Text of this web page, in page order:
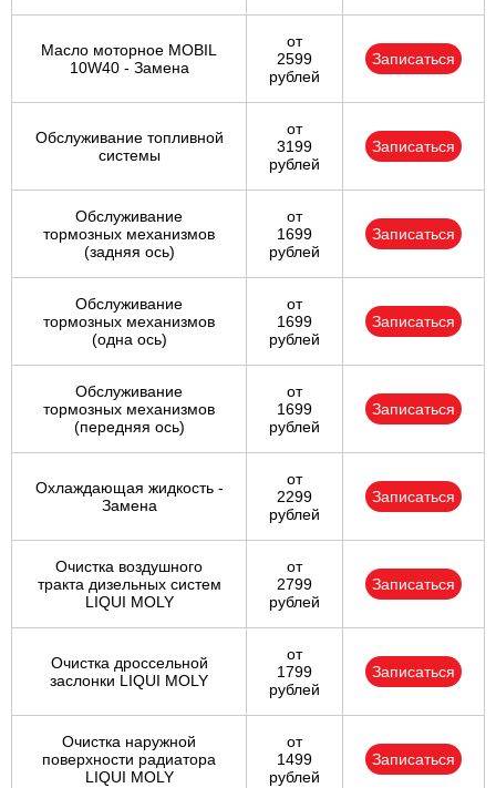
Масло моторное MOBIL
10W40 - Замена
от
2599
рублей
Записаться
Обслуживание топливной
системы
от
3199
рублей
Записаться
Обслуживание
тормозных механизмов
(задняя ось)
от
1699
рублей
Записаться
Обслуживание
тормозных механизмов
(одна ось)
от
1699
рублей
Записаться
Обслуживание
тормозных механизмов
(передняя ось)
от
1699
рублей
Записаться
Охлаждающая жидкость -
Замена
от
2299
рублей
Записаться
Очистка воздушного
тракта дизельных систем
LIQUI MOLY
от
2799
рублей
Записаться
Очистка дроссельной
заслонки LIQUI MOLY
от
1799
рублей
Записаться
Очистка наружной
поверхности радиатора
LIQUI MOLY
от
1499
рублей
Записаться